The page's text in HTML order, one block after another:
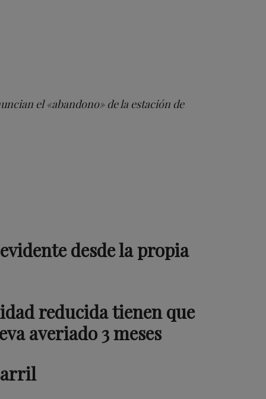
el «abandono» de la estación de
desde la propia
reducida tienen que
averiado 3 meses